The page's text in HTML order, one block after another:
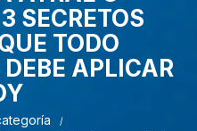
SECRETOS
TODO
APLICAR